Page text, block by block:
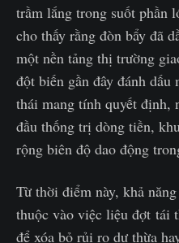
trầm lắng trong suốt phần
cho thấy rằng đòn bẩy đã
một nền tảng thị trường
đột biến gần đây đánh
thái mang tính quyết định,
đầu thống trị dòng tiền,
rộng biên độ dao động
Từ thời điểm này, khả
thuộc vào việc liệu đợt tái
để xóa bỏ rủi ro dư thừa